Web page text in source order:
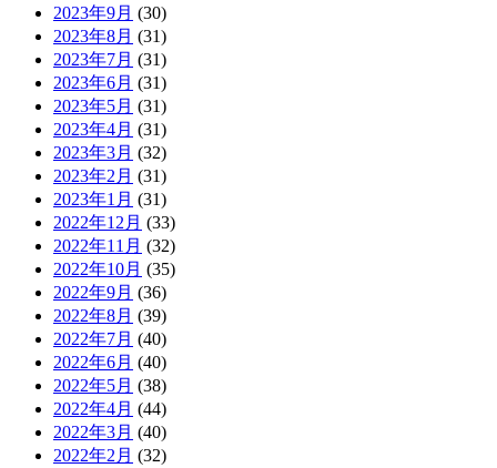
2023年9月 (30)
2023年8月 (31)
2023年7月 (31)
2023年6月 (31)
2023年5月 (31)
2023年4月 (31)
2023年3月 (32)
2023年2月 (31)
2023年1月 (31)
2022年12月 (33)
2022年11月 (32)
2022年10月 (35)
2022年9月 (36)
2022年8月 (39)
2022年7月 (40)
2022年6月 (40)
2022年5月 (38)
2022年4月 (44)
2022年3月 (40)
2022年2月 (32)